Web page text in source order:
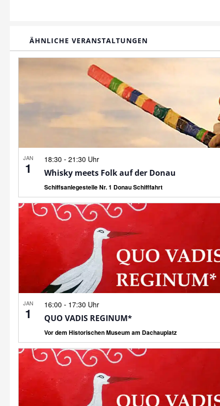
ÄHNLICHE VERANSTALTUNGEN
JAN
1
18:30 - 21:30 Uhr
Whisky meets Folk auf der Donau
Schiffsanlegestelle Nr. 1 Donau Schifffahrt
JAN
1
16:00 - 17:30 Uhr
QUO VADIS REGINUM*
Vor dem Historischen Museum am Dachauplatz